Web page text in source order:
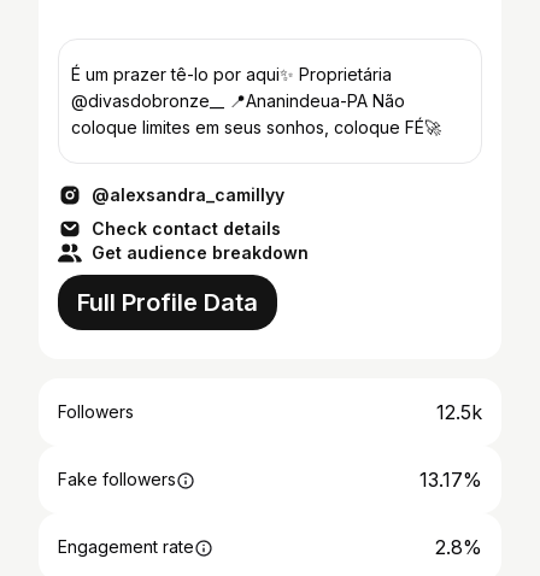
É um prazer tê-lo por aqui✨ Proprietária
@divasdobronze__ 📍Ananindeua-PA Não
coloque limites em seus sonhos, coloque FÉ🚀
@alexsandra_camillyy
Check contact details
Get audience breakdown
Full Profile Data
Followers 12.5k
Fake followers 13.17%
Engagement rate 2.8%